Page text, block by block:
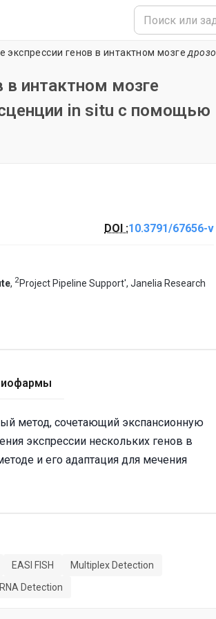
экспрессии генов в интактном мозгедрозофилы
в интактном мозге
in situ с помощью
DOI :10.3791/67656-v
, 2Project Pipeline Support', Janelia Research
метод, сочетающий экспансионную
экспрессии нескольких генов в
и его адаптация для мечения
EASI FISH
Multiplex Detection
Detection